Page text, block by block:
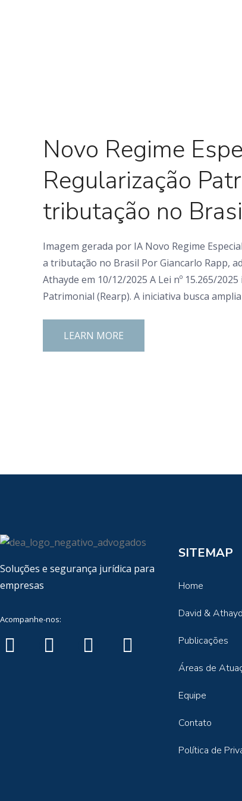
Novo Regime
Regularização
tributação no
Imagem gerada por IA Novo Regime
a tributação no Brasil Por Giancarlo Rapp,
Athayde em 10/12/2025 A Lei nº 15.265/
Patrimonial (Rearp). A iniciativa busca
LEARN MORE
Soluções e segurança jurídica para
empresas
Acompanhe-nos:
SITEMAP
Home
David &
Publicações
Áreas de
Equipe
Contato
Política de